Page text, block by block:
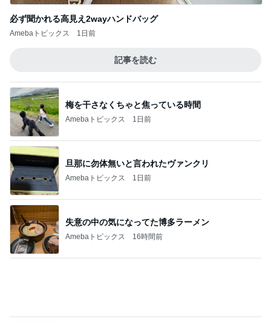
Amebaトピックス 1日前
失意の中の気になってた博多ラーメン
Amebaトピックス 16時間前
だいたの夫 後から本心言う息子
Amebaトピックス 19時間前